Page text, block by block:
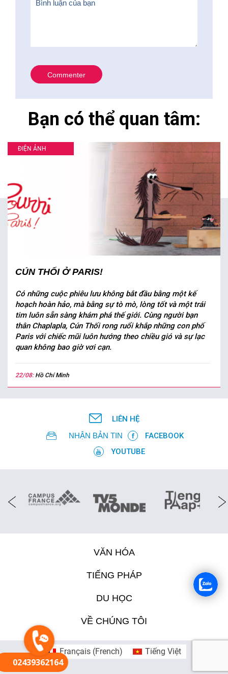
Bạn có thể quan tâm:
ĐIỆN ẢNH
CÚN THỐI Ở PARIS!
Có những cuộc phiêu lưu không bắt đầu bằng một kế
hoạch hoàn hảo, mà bằng sự tò mò, lòng tốt và một trái
tim luôn sẵn sàng khám phá thế giới. Cùng người bạn
thân Chaplapla, Cún Thối rong ruổi khắp những con phố
Paris với chiếc mũi luôn hướng theo chiều gió và sự lạc
quan không bao giờ vơi cạn.
22/08: Hồ Chí Minh
LIÊN HỆ
NHẬN BẢN TIN
FACEBOOK
YOUTUBE
VĂN HÓA
TIẾNG PHÁP
DU HỌC
VỀ CHÚNG TÔI
Français(French) Tiếng Việt
02439362164